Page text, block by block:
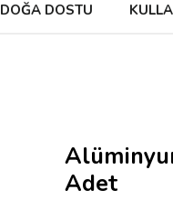
DOĞA DOSTU
Adet